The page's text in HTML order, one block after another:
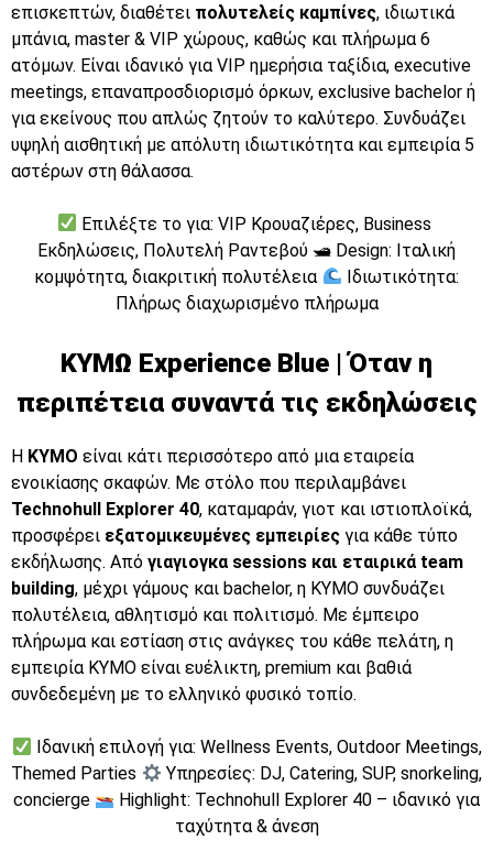
επισκεπτών, διαθέτει πολυτελείς καμπίνες, ιδιωτικά
μπάνια, master & VIP χώρους, καθώς και πλήρωμα 6
ατόμων. Είναι ιδανικό για VIP ημερήσια ταξίδια, executive
meetings, επαναπροσδιορισμό όρκων, exclusive bachelor ή
για εκείνους που απλώς ζητούν το καλύτερο. Συνδυάζει
υψηλή αισθητική με απόλυτη ιδιωτικότητα και εμπειρία 5
αστέρων στη θάλασσα.
Επιλέξτε το για: VIP Kρουαζιέρες, Business
Εκδηλώσεις, Πολυτελή Ραντεβού 🛥 Design: Ιταλική
κομψότητα, διακριτική πολυτέλεια
Ιδιωτικότητα:
Πλήρως διαχωρισμένο πλήρωμα
ΚΥΜΩ Experience Blue | Όταν η
περιπέτεια συναντά τις εκδηλώσεις
Η KYMO είναι κάτι περισσότερο από μια εταιρεία
ενοικίασης σκαφών. Με στόλο που περιλαμβάνει
Technohull Explorer 40, καταμαράν, γιοτ και ιστιοπλοϊκά,
προσφέρει εξατομικευμένες εμπειρίες για κάθε τύπο
εκδήλωσης. Από γιαγιογκα sessions και εταιρικά team
building, μέχρι γάμους και bachelor, η KYMO συνδυάζει
πολυτέλεια, αθλητισμό και πολιτισμό. Με έμπειρο
πλήρωμα και εστίαση στις ανάγκες του κάθε πελάτη, η
εμπειρία KYMO είναι ευέλικτη, premium και βαθιά
συνδεδεμένη με το ελληνικό φυσικό τοπίο.
Ιδανική επιλογή για: Wellness Events, Outdoor Meetings,
Themed Parties
Υπηρεσίες: DJ, Catering, SUP, snorkeling,
concierge
Highlight: Technohull Explorer 40 – ιδανικό για
ταχύτητα & άνεση